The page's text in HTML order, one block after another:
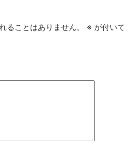
ることはありません。 ※ が付いて